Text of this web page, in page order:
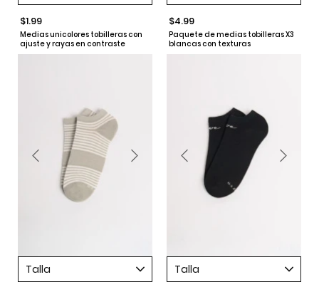
$1.99
Medias unicolores tobilleras con
ajuste y rayas en contraste
$4.99
Paquete de medias tobilleras X3
blancas con texturas
Talla Talla